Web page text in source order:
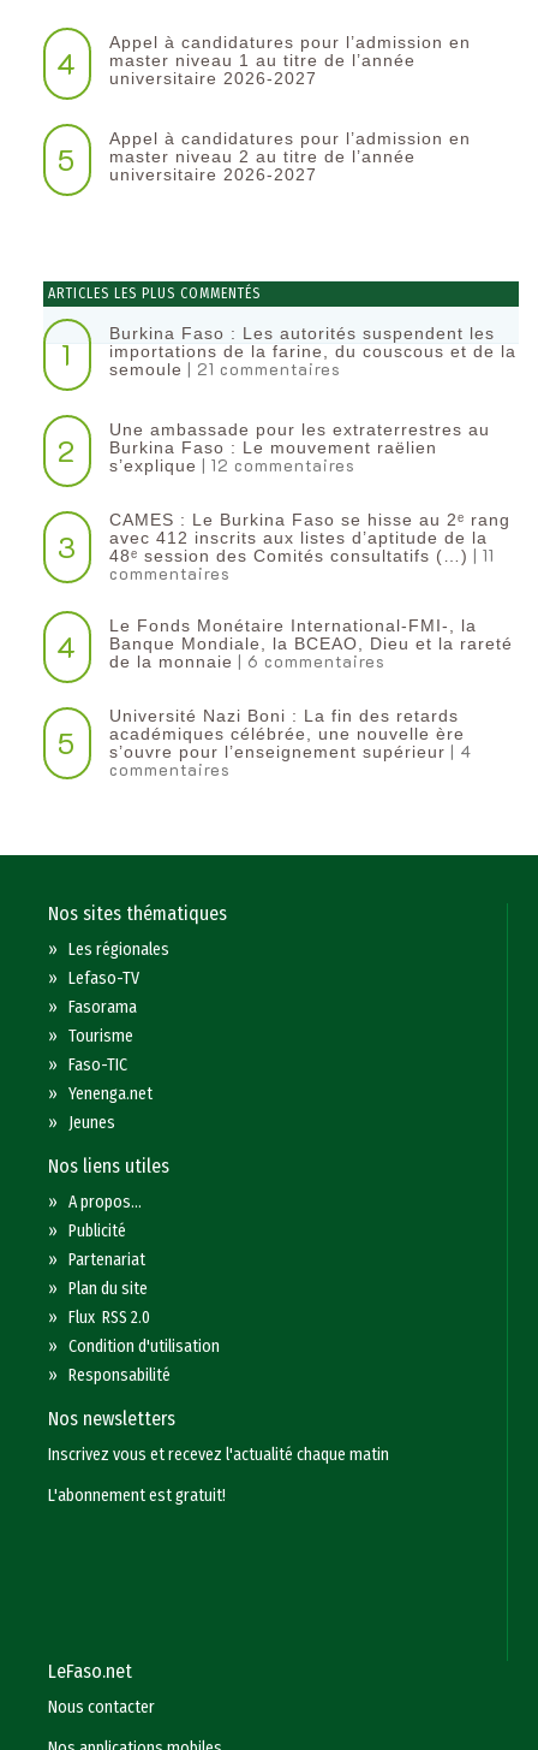
4
Appel à candidatures pour l’admission en
master niveau 1 au titre de l’année
universitaire 2026-2027
5
Appel à candidatures pour l’admission en
master niveau 2 au titre de l’année
universitaire 2026-2027
ARTICLES LES PLUS COMMENTÉS
1
Burkina Faso : Les autorités suspendent les
importations de la farine, du couscous et de la
semoule | 21 commentaires
2
Une ambassade pour les extraterrestres au
Burkina Faso : Le mouvement raëlien
s’explique | 12 commentaires
3
CAMES : Le Burkina Faso se hisse au 2ᵉ rang
avec 412 inscrits aux listes d’aptitude de la
48ᵉ session des Comités consultatifs (…) | 11
commentaires
4
Le Fonds Monétaire International-FMI-, la
Banque Mondiale, la BCEAO, Dieu et la rareté
de la monnaie | 6 commentaires
5
Université Nazi Boni : La fin des retards
académiques célébrée, une nouvelle ère
s’ouvre pour l’enseignement supérieur | 4
commentaires
Nos sites thématiques
»Les régionales
»Lefaso-TV
»Fasorama
»Tourisme
»Faso-TIC
»Yenenga.net
» Jeunes
Nos liens utiles
»A propos...
»Publicité
»Partenariat
»Plan du site
»Flux RSS 2.0
»Condition d'utilisation
»Responsabilité
Nos newsletters
Inscrivez vous et recevez l'actualité chaque matin
L'abonnement est gratuit!
LeFaso.net
Nous contacter